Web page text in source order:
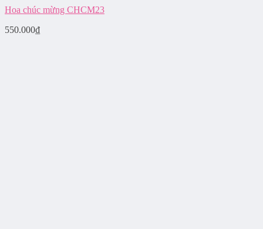
Hoa chúc mừng CHCM23
550.000₫